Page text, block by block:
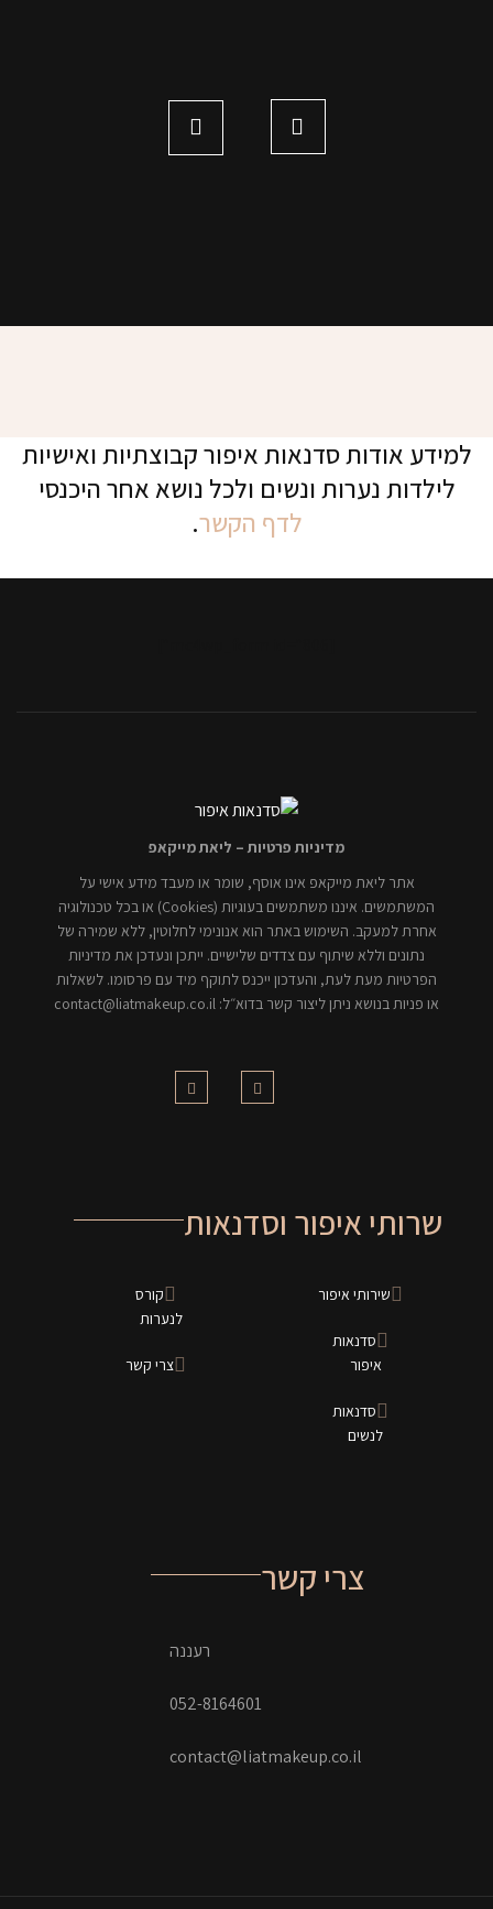
למידע אודות סדנאות איפור קבוצתיות ואישיות
לילדות נערות ונשים ולכל נושא אחר היכנסי
לדף הקשר.
מדיניות פרטיות – ליאת מייקאפ
אתר ליאת מייקאפ אינו אוסף, שומר או מעבד מידע אישי על
המשתמשים. איננו משתמשים בעוגיות (Cookies) או בכל טכנולוגיה
אחרת למעקב. השימוש באתר הוא אנונימי לחלוטין, ללא שמירה של
נתונים וללא שיתוף עם צדדים שלישיים. ייתכן ונעדכן את מדיניות
הפרטיות מעת לעת, והעדכון ייכנס לתוקף מיד עם פרסומו. לשאלות
או פניות בנושא ניתן ליצור קשר בדוא״ל: contact@liatmakeup.co.il
שרותי איפור וסדנאות
שירותי איפור
סדנאות
איפור
סדנאות
לנשים
קורס
לנערות
צרי קשר
צרי קשר
רעננה
052-8164601
contact@liatmakeup.co.il